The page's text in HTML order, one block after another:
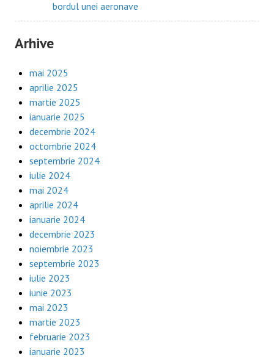
bordul unei aeronave
Arhive
mai 2025
aprilie 2025
martie 2025
ianuarie 2025
decembrie 2024
octombrie 2024
septembrie 2024
iulie 2024
mai 2024
aprilie 2024
ianuarie 2024
decembrie 2023
noiembrie 2023
septembrie 2023
iulie 2023
iunie 2023
mai 2023
martie 2023
februarie 2023
ianuarie 2023